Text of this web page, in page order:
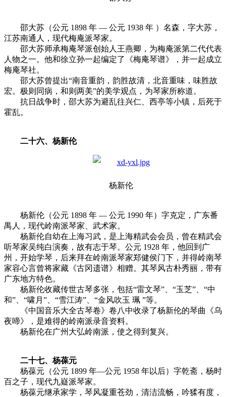
邵大苏（公元 1898 年 — 公元 1938 年 ）名森，字大苏，
江苏南通人，现代梅庵派琴家。
邵大苏师承梅庵琴派创始人王燕卿，为梅庵派第二代代表
人物之一。他和徐立孙一起编定了《梅庵琴谱》，并一起成立
梅庵琴社。
邵大苏曾提出“南音重韵，韵胜故清，北音重味，味胜故
宏。极则同病，和则两美”的美学观点，为琴家所称道。
抗日战争时，邵大苏为避乱往兴仁、西亭等小镇，后死于
霍乱。
二十六、杨新伦
杨新伦
杨新伦（公元 1898 年 — 公元 1990 年）字克定，广东番
禺人，现代岭南派琴家、武术家。
杨新伦自幼在上海习武，是上海精武会会员，曾在精武会
听琴家吴纯白演奏，故有志于琴。公元 1928 年，他回到广
州，开始学琴，后来拜在岭南派琴家郑健侯门下，并得岭南琴
家容心言曾将家藏《古冈遗谱》相赠。其琴风古朴秀丽，带有
广东地方特色。
杨新伦收藏传世古琴多张，包括“雷文琴”、“玉芝”、“中
和”、“啸月”、“雪江涛”、“金风吹玉 珮 ”等。
《中国音乐大全古琴卷》卷八中收录了杨新伦的琴曲《乌
夜啼》，是难得的岭南派录音资料。
杨新伦在广州大弘岭南派，使之得到复兴。
二十七、杨葆元
杨葆元（公元 1899 年—公元 1958 年以后）字乾斋，杨时
百之子，现代九嶷派琴家。
杨葆元继承家学，琴风凝重苍劲，清洁流畅，吟猱有度，